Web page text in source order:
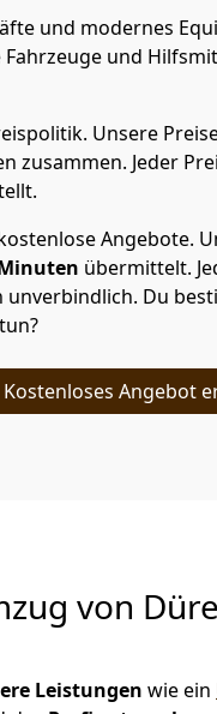
und modernes
und
Unsere
zusammen. Jeder
Angebote.
übermittelt.
Du
Kostenloses Angebot
von
Leistungen wie ein